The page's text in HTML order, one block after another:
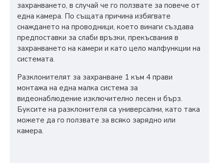
захранването, в случай че го ползвате за повече от
една камера. По същата причина избягвате
снаждането на проводници, което винаги създава
предпоставки за слаби връзки, прекъсвания в
захранването на камери и като цело малфункции на
системата.
Разклонителят за захранване 1 към 4 прави
монтажа на една малка система за
видеонаблюдение изключително лесен и бърз.
Буксите на разклонителя са универсални, като така
можете да го ползвате за всяко зарядно или
камера.